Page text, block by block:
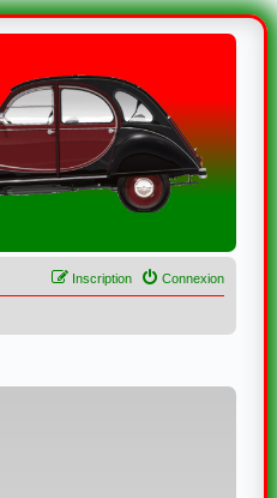
Connexion
Inscription